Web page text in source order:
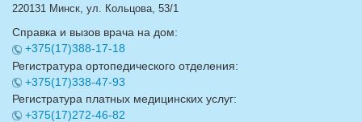
220131 Минск, ул. Кольцова, 53/1
Справка и вызов врача на дом:
+375(17)388-17-18
Регистратура ортопедического отделения:
+375(17)338-47-93
Регистратура платных медицинских услуг:
+375(17)272-46-82